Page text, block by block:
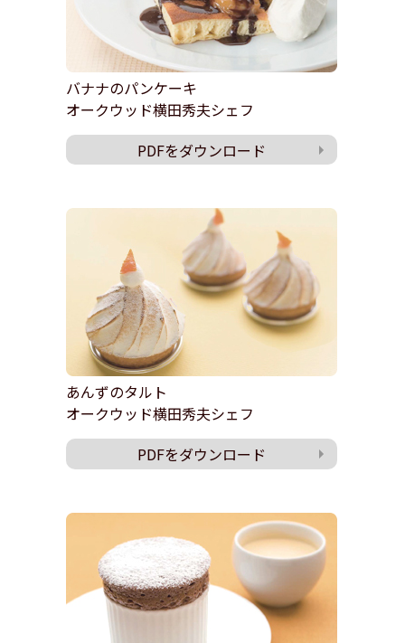
バナナのパンケーキ
オークウッド横田秀夫シェフ
PDFをダウンロード
あんずのタルト
オークウッド横田秀夫シェフ
PDFをダウンロード